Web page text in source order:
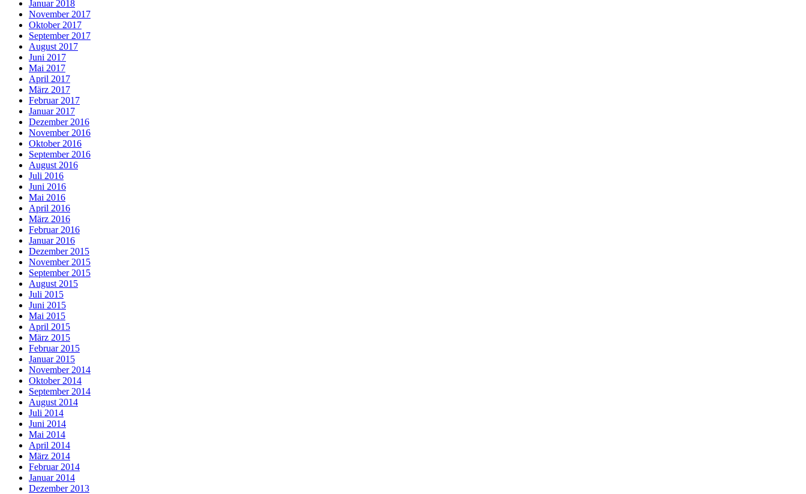
Januar 2018
November 2017
Oktober 2017
September 2017
August 2017
Juni 2017
Mai 2017
April 2017
März 2017
Februar 2017
Januar 2017
Dezember 2016
November 2016
Oktober 2016
September 2016
August 2016
Juli 2016
Juni 2016
Mai 2016
April 2016
März 2016
Februar 2016
Januar 2016
Dezember 2015
November 2015
September 2015
August 2015
Juli 2015
Juni 2015
Mai 2015
April 2015
März 2015
Februar 2015
Januar 2015
November 2014
Oktober 2014
September 2014
August 2014
Juli 2014
Juni 2014
Mai 2014
April 2014
März 2014
Februar 2014
Januar 2014
Dezember 2013